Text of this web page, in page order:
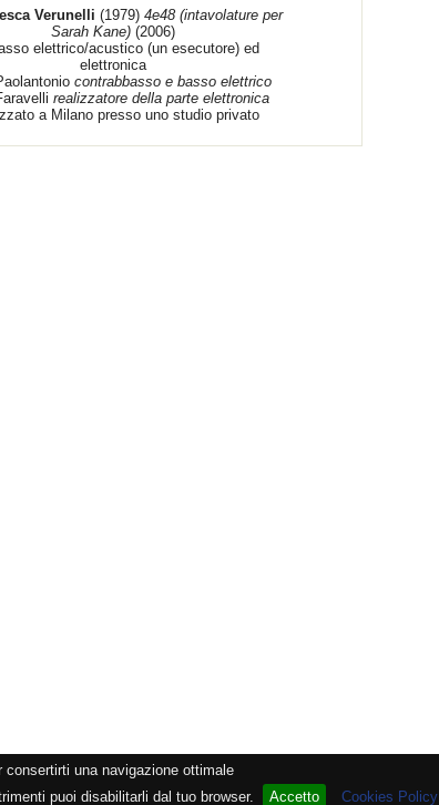
una navigazione ottimale
puoi disabilitarli dal tuo browser.
Accetto Cookies Policy
Verunelli (1979) 4e48 (intavolature per
Sarah Kane)(2006)
elettrico/acustico (un esecutore) ed
elettronica
contrabbasso e basso elettrico
realizzatore della parte elettronica
a Milano presso uno studio privato
- PI 05362381005 - Lic. SIAE 2552/1/2523 - Visitatore # 94.065.857